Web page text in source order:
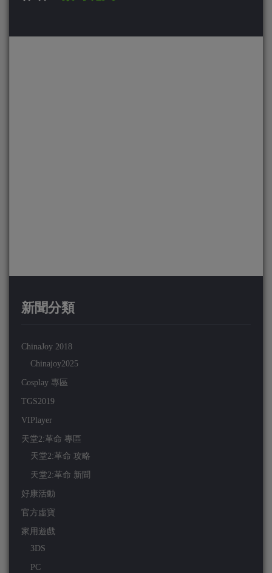
新聞分類
ChinaJoy 2018
Chinajoy2025
Cosplay 專區
TGS2019
VIPlayer
天堂2:革命 專區
天堂2:革命 攻略
天堂2:革命 新聞
好康活動
官方虛寶
家用遊戲
3DS
PC